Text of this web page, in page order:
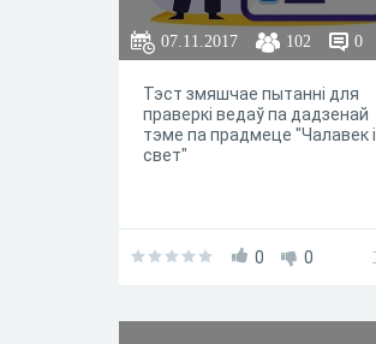
07.11.2017 102 0
Тэст змяшчае пытанні для
праверкі ведаў па дадзенай
тэме па прадмеце "Чалавек і
свет"
0 0